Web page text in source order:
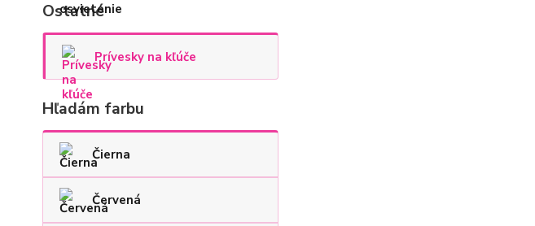
Ostatné
Prívesky na kľúče
Hľadám farbu
Čierna
Červená